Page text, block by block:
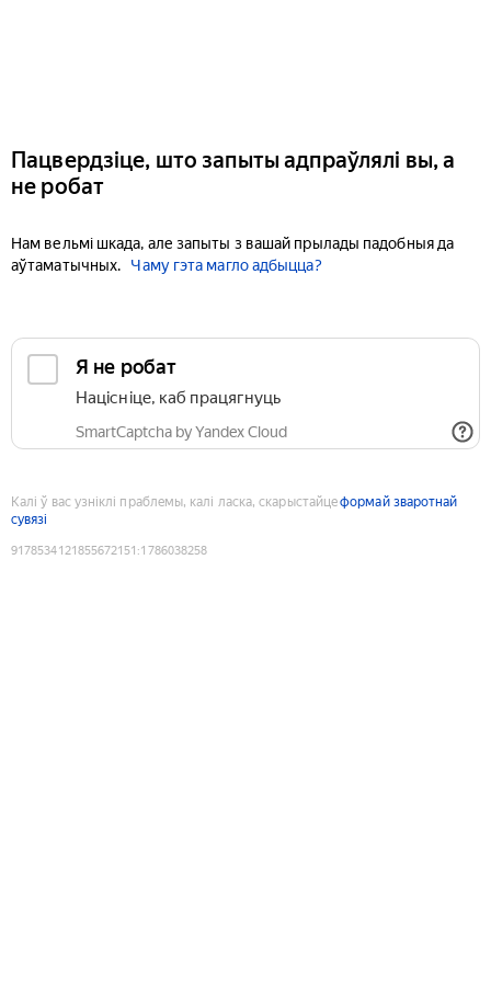
Пацвердзіце, што запыты адпраўлялі вы, а
не робат
Нам вельмі шкада, але запыты з вашай прылады падобныя да
аўтаматычных.
Чаму гэта магло адбыцца?
Я не робат
Націсніце, каб працягнуць
SmartCaptcha by Yandex Cloud
Калі ў вас узніклі праблемы, калі ласка, скарыстайцеформай зваротнай
сувязі
9178534121855672151 :1786038258